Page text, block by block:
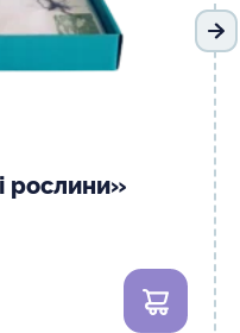
рослини»
В кошик